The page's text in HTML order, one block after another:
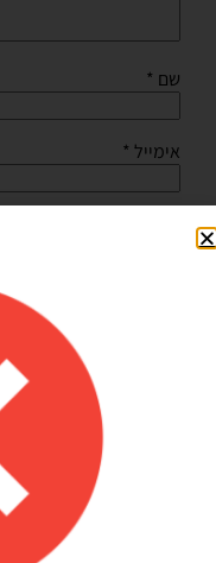
שם *
אימייל *
Shilav Sayag
איכות מדהימה!
הזמנתי בלונים כדי לעצב
מהר מהמצופה!! הכל
שיהיו!! התמונות מדברות